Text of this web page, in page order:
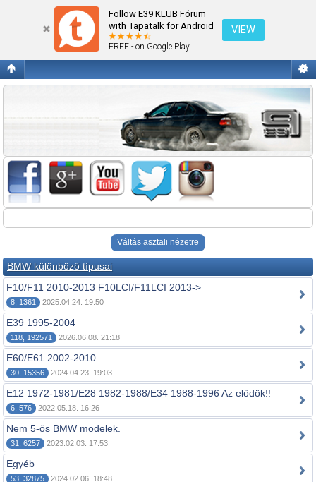
Follow E39 KLUB Fórum
with Tapatalk for Android
FREE - on Google Play
VIEW
Fórum kezdőlap megtekintése
Váltás asztali nézetre
BMW különböző típusai
F10/F11 2010-2013 F10LCI/F11LCI 2013->
8, 1361 2025.04.24. 19:50
E39 1995-2004
118, 192571 2026.06.08. 21:18
E60/E61 2002-2010
30, 15356 2024.04.23. 19:03
E12 1972-1981/E28 1982-1988/E34 1988-1996 Az elődök!!
6, 576 2022.05.18. 16:26
Nem 5-ös BMW modelek.
31, 6257 2023.02.03. 17:53
Egyéb
53, 32875 2024.02.06. 18:48